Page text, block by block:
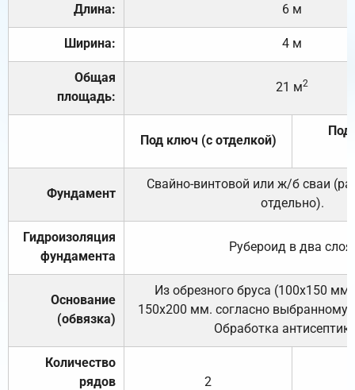
Длина: 6 м
Ширина: 4 м
Общая
площадь:
21 м2
Под ключ (с отделкой)
Под
Фундамент
Свайно-винтовой или ж/б сваи
отдельно).
Гидроизоляция
фундамента
Рубероид в два слоя.
Основание
(обвязка)
Из обрезного бруса (100х150
150х200 мм. согласно выбранному
Обработка
Количество
рядов
2